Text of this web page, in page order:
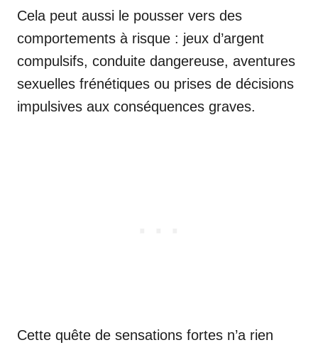
Cela peut aussi le pousser vers des
comportements à risque : jeux d’argent
compulsifs, conduite dangereuse, aventures
sexuelles frénétiques ou prises de décisions
impulsives aux conséquences graves.
Cette quête de sensations fortes n’a rien